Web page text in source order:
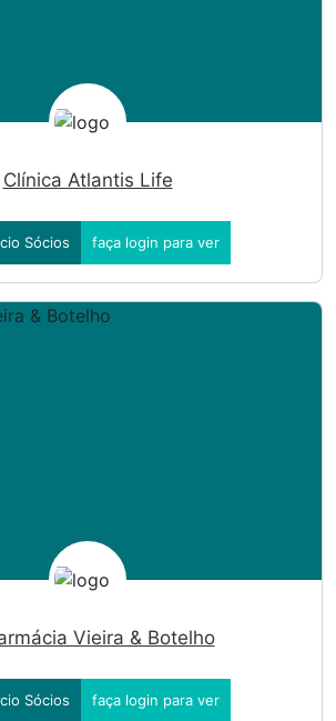
Clínica Atlantis Life
Sócios faça login para ver
Vieira & Botelho
Sócios faça login para ver